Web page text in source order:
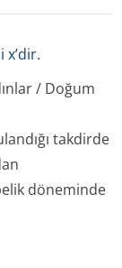
/ Doğum
takdirde
döneminde